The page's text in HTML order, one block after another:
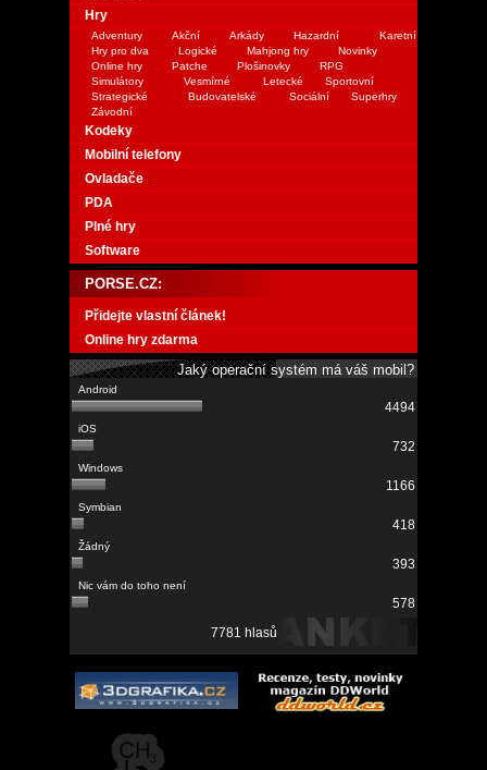
Hry
Adventury Akční Arkády Hazardní
Karetní
Hry pro dva
Logické Mahjong hry
Novinky
Online hry
Patche Plošinovky
RPG
Simulátory
Vesmírné Letecké
Sportovní
Strategické
Budovatelské Sociální
Superhry
Závodní
Kodeky
Mobilní telefony
Ovladače
PDA
Plné hry
Software
PORSE.CZ:
Přidejte vlastní článek!
Online hry zdarma
Jaký operační systém má váš mobil?
4494
732
1166
418
393
578
7781 hlasů